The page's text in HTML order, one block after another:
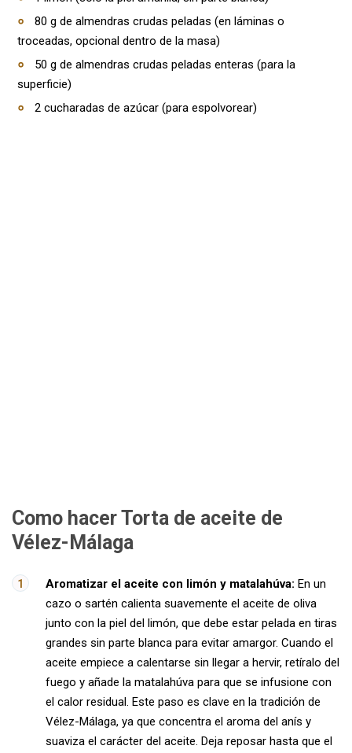
80 g de almendras crudas peladas (en láminas o
troceadas, opcional dentro de la masa)
50 g de almendras crudas peladas enteras (para la
superficie)
2 cucharadas de azúcar (para espolvorear)
Como hacer Torta de aceite de
Vélez-Málaga
Aromatizar el aceite con limón y matalahúva: En un
cazo o sartén calienta suavemente el aceite de oliva
junto con la piel del limón, que debe estar pelada en tiras
grandes sin parte blanca para evitar amargor. Cuando el
aceite empiece a calentarse sin llegar a hervir, retíralo del
fuego y añade la matalahúva para que se infusione con
el calor residual. Este paso es clave en la tradición de
Vélez-Málaga, ya que concentra el aroma del anís y
suaviza el carácter del aceite. Deja reposar hasta que el